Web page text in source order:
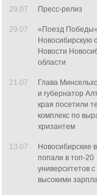
29.07 Пресс-релиз
29.07
«Поезд
Новосибирскую
Новости
области
21.07
Глава
и губернатор
края посетили
комплекс по
хризантем
13.07
Новосибирские
попали в топ-20
университетов
высокими